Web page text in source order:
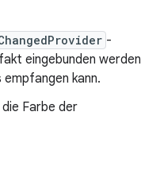
-
eingebunden werden
kann.
Farbe der